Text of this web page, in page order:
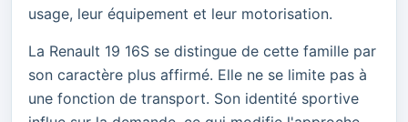
usage, leur équipement et leur motorisation.
La Renault 19 16S se distingue de cette famille par
son caractère plus affirmé. Elle ne se limite pas à
une fonction de transport. Son identité sportive